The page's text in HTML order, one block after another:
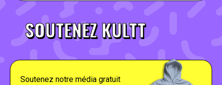
SOUTENEZ KULTT
Soutenez notre média gratuit